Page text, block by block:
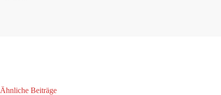
Ähnliche Beiträge